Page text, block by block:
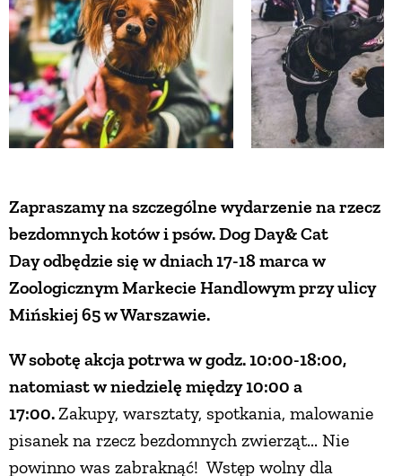
Zapraszamy na szczególne wydarzenie na rzecz
bezdomnych kotów i psów.Dog Day& Cat
Dayodbędzie się w dniach 17-18 marca w
Zoologicznym Markecie Handlowym przy ulicy
Mińskiej 65 w Warszawie.
W sobotę akcja potrwa w godz. 10:00-18:00,
natomiast w niedzielę między 10:00 a
17:00. Zakupy, warsztaty, spotkania, malowanie
pisanek na rzecz bezdomnych zwierząt... Nie
powinno was zabraknąć! Wstęp wolny dla
DLA DOMU
EKO ŻYCIE
PRZYRODA
ZWIERZĘTA W NATURZE
GRZYBY
KRAJOBRAZ
RĘKODZIEŁO
RZEMIOSŁO